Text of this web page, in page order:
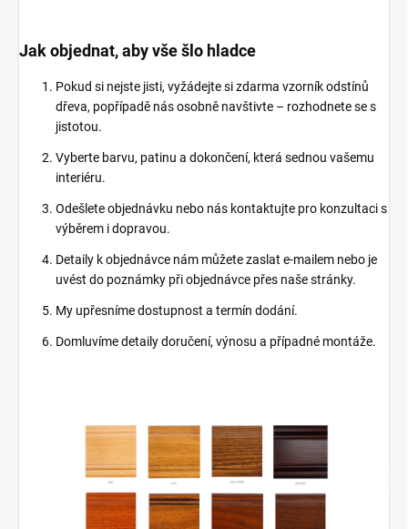
Jak objednat, aby vše šlo hladce
Pokud si nejste jisti, vyžádejte si zdarma vzorník odstínů
dřeva, popřípadě nás osobně navštivte – rozhodnete se s
jistotou.
Vyberte barvu, patinu a dokončení, která sednou vašemu
interiéru.
Odešlete objednávku nebo nás kontaktujte pro konzultaci s
výběrem i dopravou.
Detaily k objednávce nám můžete zaslat e-mailem nebo je
uvést do poznámky při objednávce přes naše stránky.
My upřesníme dostupnost a termín dodání.
Domluvíme detaily doručení, výnosu a případné montáže.